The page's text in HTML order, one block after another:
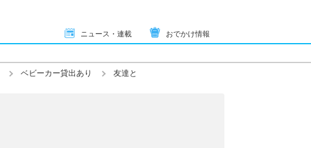
ニュース・連載 おでかけ情報
ベビーカー貸出あり 友達と